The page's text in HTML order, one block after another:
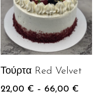
Τούρτα Red Velvet
22,00 € – 66,00 €